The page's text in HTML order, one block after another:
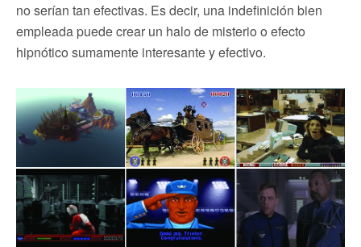
no serían tan efectivas. Es decir, una indefinición bien
empleada puede crear un halo de misterio o efecto
hipnótico sumamente interesante y efectivo.